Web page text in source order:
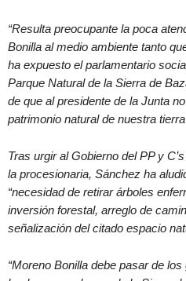
“Resulta preocupante la poca
Bonilla al medio ambiente tanto
ha expuesto el parlamentario
Parque Natural de la Sierra de
de que al presidente de la Junta
patrimonio natural de nuestra
Tras urgir al Gobierno del PP y
la procesionaria, Sánchez ha
“necesidad de retirar árboles
inversión forestal, arreglo de
señalización del citado espacio
“Moreno Bonilla debe pasar de